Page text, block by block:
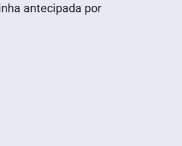
antecipada por